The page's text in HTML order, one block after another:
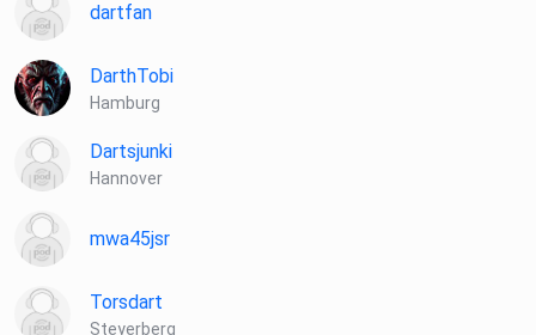
dartfan
DarthTobi
Hamburg
Dartsjunki
Hannover
mwa45jsr
Torsdart
Steyerberg